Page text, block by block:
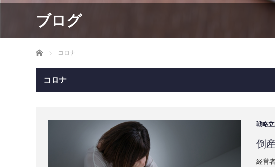
ブログ
ホーム コロナ
コロナ
戦略
倒
経営